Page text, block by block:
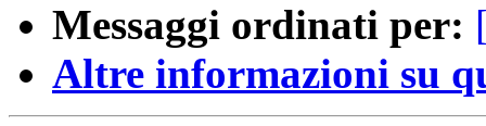
Messaggi ordinati per:
Altre informazioni su